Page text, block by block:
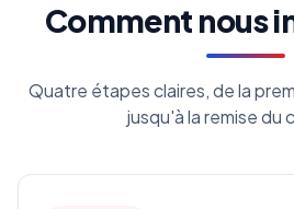
Comment nous
Quatre étapes claires, de la
jusqu'à la remise du